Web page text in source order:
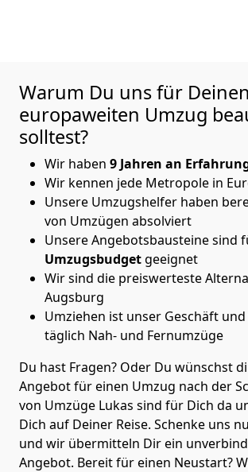
Warum Du uns für Deinen
europaweiten Umzug
solltest?
Wir haben 9 Jahren an
Wir kennen jede Metropole in
Unsere Umzugshelfer haben
von Umzügen absolviert
Unsere Angebotsbausteine sind
Umzugsbudgetgeeignet
Wir sind die preiswerteste
Augsburg
Umziehen ist unser Geschäft
täglich Nah- und Fernumzüge
Du hast Fragen? Oder Du wünschst
Angebot für einen Umzug nach der
von Umzüge Lukas sind für Dich da
Dich auf Deiner Reise. Schenke uns
und wir übermitteln Dir ein
Angebot. Bereit für einen Neustart?